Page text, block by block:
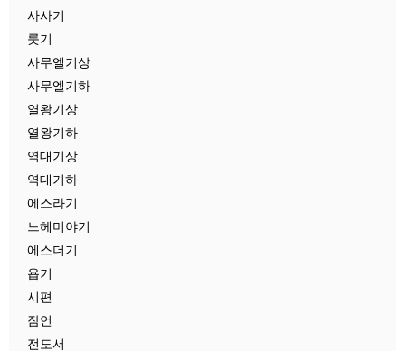
사사기
룻기
사무엘기상
사무엘기하
열왕기상
열왕기하
역대기상
역대기하
에스라기
느헤미야기
에스더기
욥기
시편
잠언
전도서